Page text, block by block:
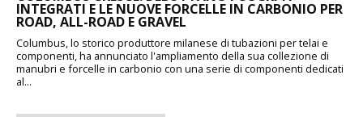
INTEGRATI E LE NUOVE FORCELLE IN CARBONIO PER
ROAD, ALL-ROAD E GRAVEL
Columbus, lo storico produttore milanese di tubazioni per telai e
componenti, ha annunciato l'ampliamento della sua collezione di
manubri e forcelle in carbonio con una serie di componenti dedicati
al...